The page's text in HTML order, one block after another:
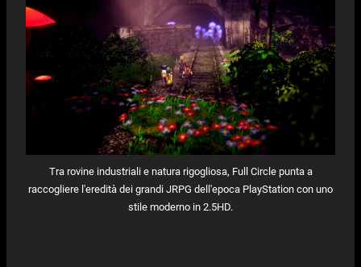
Tra rovine industriali e natura rigogliosa, Full Circle punta a
raccogliere l'eredità dei grandi JRPG dell'epoca PlayStation con uno
stile moderno in 2.5HD.